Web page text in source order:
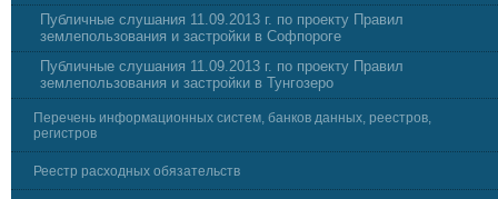
Публичные слушания 11.09.2013 г. по проекту Правил
землепользования и застройки в Софпороге
Публичные слушания 11.09.2013 г. по проекту Правил
землепользования и застройки в Тунгозеро
Перечень информационных систем, банков данных, реестров,
регистров
Реестр расходных обязательств